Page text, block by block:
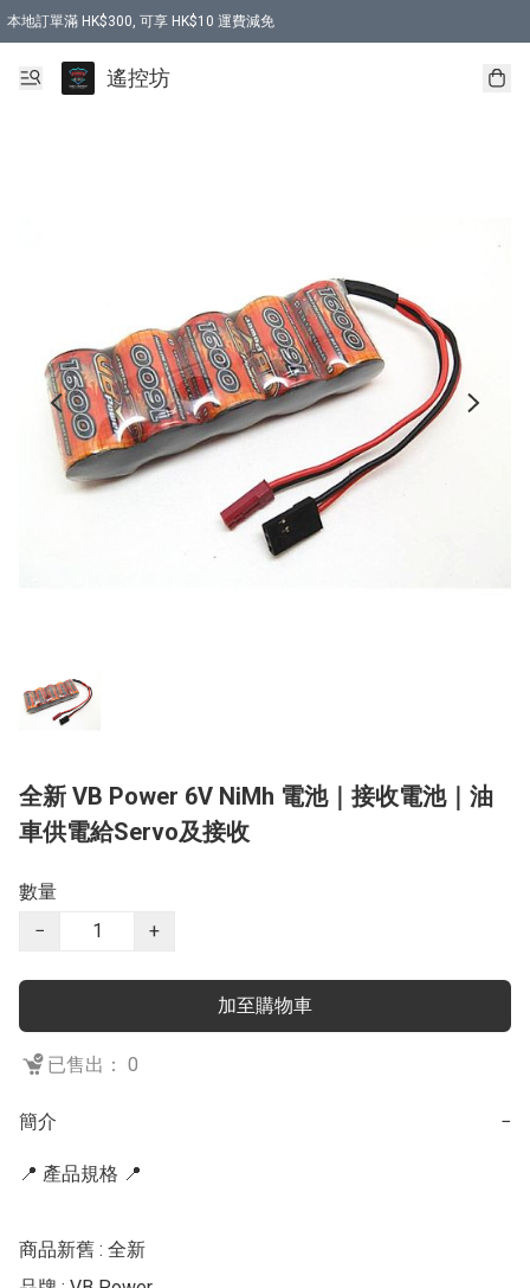
本地訂單滿 HK$300, 可享 HK$10 運費減免
購買 7.6V 6500mah 70C 電池 送 7.6V USB充電器
遙控坊
全新 VB Power 6V NiMh 電池｜接收電池｜油
車供電給Servo及接收
數量
−
+
加至購物車
已售出： 0
簡介 −
📍 產品規格 📍
商品新舊 : 全新